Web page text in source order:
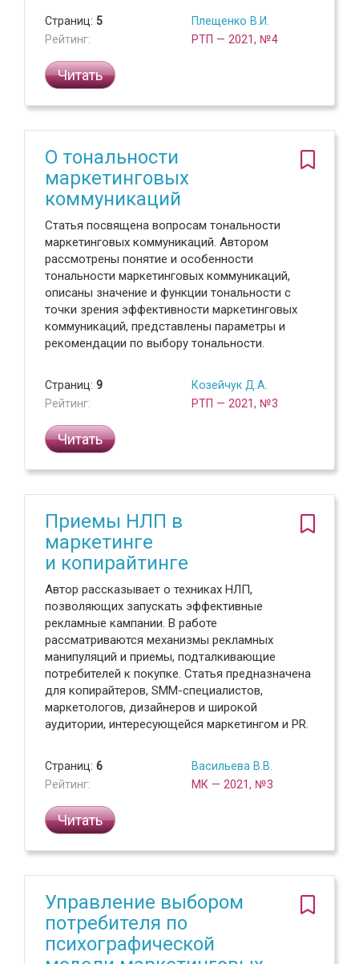
Страниц: 5
Рейтинг:
Плещенко В.И.
РТП — 2021, №4
Читать
О тональности
маркетинговых
коммуникаций
Статья посвящена вопросам тональности
маркетинговых коммуникаций. Автором
рассмотрены понятие и особенности
тональности маркетинговых коммуникаций,
описаны значение и функции тональности с
точки зрения эффективности маркетинговых
коммуникаций, представлены параметры и
рекомендации по выбору тональности.
Страниц: 9
Рейтинг:
Козейчук Д.А.
РТП — 2021, №3
Читать
Приемы НЛП в
маркетинге
и копирайтинге
Автор рассказывает о техниках НЛП,
позволяющих запускать эффективные
рекламные кампании. В работе
рассматриваются механизмы рекламных
манипуляций и приемы, подталкивающие
потребителей к покупке. Статья предназначена
для копирайтеров, SMM-специалистов,
маркетологов, дизайнеров и широкой
аудитории, интересующейся маркетингом и PR.
Страниц: 6
Рейтинг:
Васильева В.В.
МК — 2021, №3
Читать
Управление выбором
потребителя по
психографической